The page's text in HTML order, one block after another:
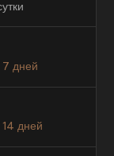
7 дней
дней